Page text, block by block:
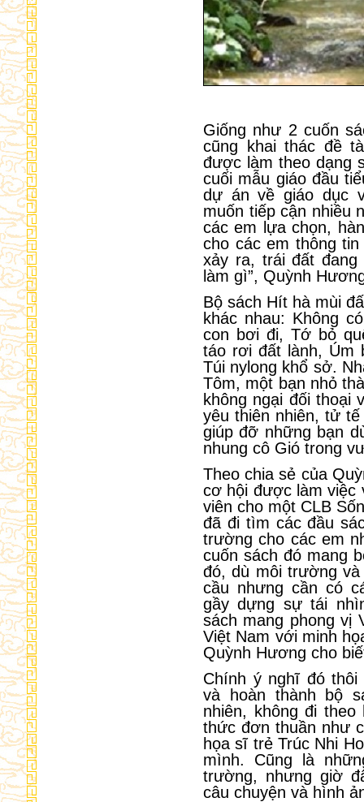
Giống như 2 cuốn
cũng khai thác đề
được làm theo dạng
cuối mẫu giáo đầu
dự án về giáo dục
muốn tiếp cận nhiều
các em lựa chọn,
cho các em thông
xảy ra, trái đất
làm gì”, Quỳnh
Bộ sách Hít hà mùi
khác nhau: Không
con bơi đi, Tớ bỏ
táo rơi đất lành, Úm
Túi nylong khổ sở.
Tôm, một bạn nhỏ
không ngại đối thoại
yêu thiên nhiên, tử
giúp đỡ những bạn
nhung cô Gió trong
Theo chia sẻ của
cơ hội được làm việc
viên cho một CLB
đã đi tìm các đầu
trường cho các em
cuốn sách đó mang
đó, dù môi trường
cầu nhưng cần có
gầy dựng sự tái
sách mang phong vị
Việt Nam với minh
Quỳnh Hương cho
Chính ý nghĩ đó
và hoàn thành bộ
nhiên, không đi
thức đơn thuần như
họa sĩ trẻ Trúc Nhi
mình. Cũng là
trường, nhưng giờ
câu chuyện và hình